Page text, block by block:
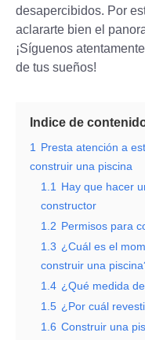
desapercibidos. Por
aclararte bien el
¡Síguenos
de tus sueños!
Indice de
1 Presta atención a
construir una piscina
1.1 Hay que hacer
constructor
1.2 Permisos para
1.3 ¿Cuál es el
construir una
1.4 ¿Qué medida
1.5 ¿Por cuál
1.6 Construir una